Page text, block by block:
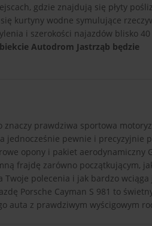
gdzie znajdują się płyty
kurtyny wodne symulujące
i szerokości najazdów blisko
Autodrom Jastrząb będzie
znaczy prawdziwa sportowa
jednocześnie pewnie i precyzyjnie
opony i pakiet aerodynamiczny
frajdę zarówno początkującym,
Twoje polecenia i jak bardzo wciąga
Porsche Cayman S 981 to
auta z prawdziwym wyścigowym